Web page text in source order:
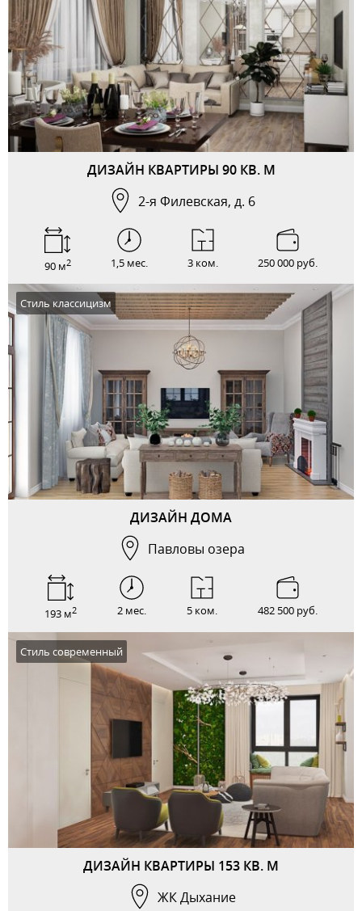
ДИЗАЙН КВАРТИРЫ 90 КВ. М
2-я Филевская, д. 6
90 м2 1,5 мес. 3 ком. 250 000 руб.
ДИЗАЙН ДОМА
Павловы озера
Стиль классицизм
193 м2 2 мес. 5 ком. 482 500 руб.
ДИЗАЙН КВАРТИРЫ 153 КВ. М
ЖК Дыхание
Стиль современный